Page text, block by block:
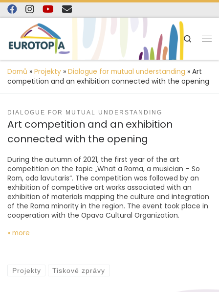
content
Skip to content
Search
Domů » Projekty » Dialogue for mutual understanding » Art
competition and an exhibition connected with the opening
DIALOGUE FOR MUTUAL UNDERSTANDING
Art competition and an exhibition
connected with the opening
During the autumn of 2021, the first year of the art
competition on the topic „What a Roma, a musician – So
Rom, oda lavutaris“. The competition was followed by an
exhibition of competitive art works associated with an
exhibition of materials mapping the culture and integration
of the Roma minority in the region. The event took place in
cooperation with the Opava Cultural Organization.
» more
Projekty Tiskové zprávy